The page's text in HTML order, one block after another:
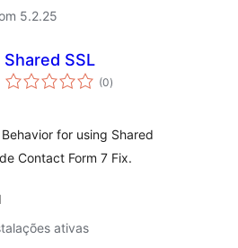
5.2.25
Shared SSL
(0total
de
)
for using Shared
Contact Form 7 Fix.
ativas